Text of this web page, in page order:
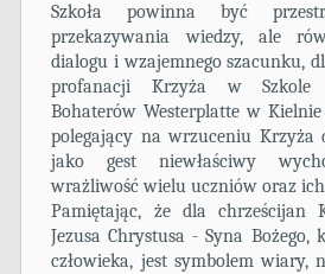
Szkoła powinna być
przekazywania wiedzy, ale
dialogu i wzajemnego szacunku,
profanacji Krzyża w Szkole
Bohaterów Westerplatte w
polegający na wrzuceniu Krzyża
jako gest niewłaściwy
wrażliwość wielu uczniów oraz
Pamiętając, że dla chrześcijan
Jezusa Chrystusa - Syna Bożego,
człowieka, jest symbolem wiary,